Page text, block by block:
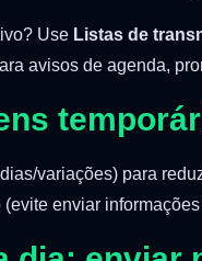
Use Listas de
avisos de agenda,
variações) para
enviar